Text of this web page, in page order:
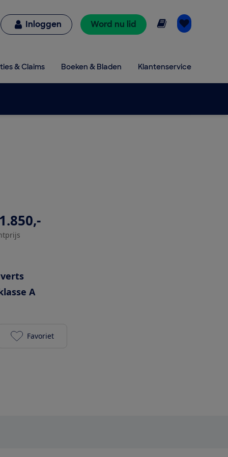
Inloggen Word nu lid Online lezen
& Claims Boeken & Bladen Klantenservice
A
AEG GI8700X2TN toevoegen aan je favorieten
Favoriet